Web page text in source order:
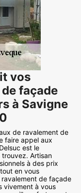
vos
façade
à Savigne
de ravalement de
faire appel aux
est le
trouvez. Artisan
à des prix
en vous
de façade
vivement à vous